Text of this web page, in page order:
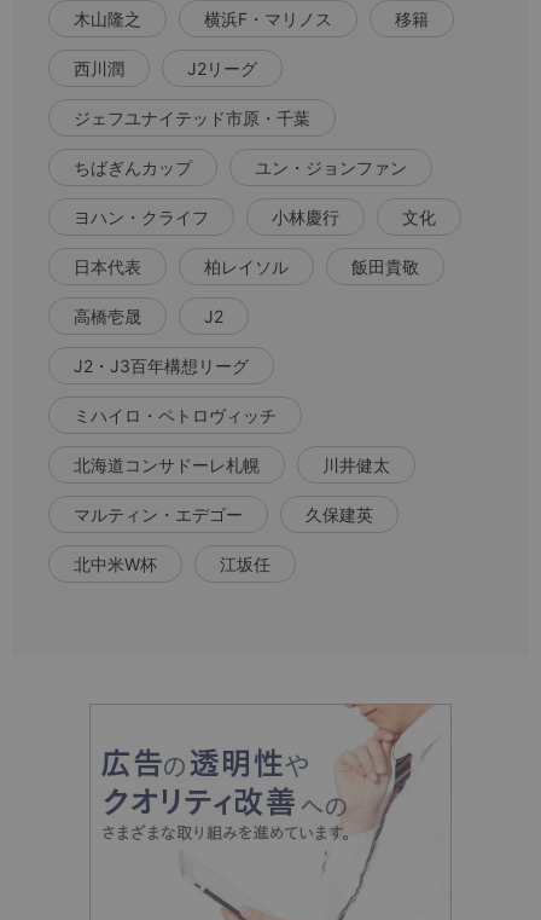
木山隆之 横浜F・マリノス 移籍
西川潤 J2リーグ
ジェフユナイテッド市原・千葉
ちばぎんカップ ユン・ジョンファン
ヨハン・クライフ 小林慶行 文化
日本代表 柏レイソル 飯田貴敬
高橋壱晟 J2
J2・J3百年構想リーグ
ミハイロ・ペトロヴィッチ
北海道コンサドーレ札幌 川井健太
マルティン・エデゴー 久保建英
北中米W杯 江坂任